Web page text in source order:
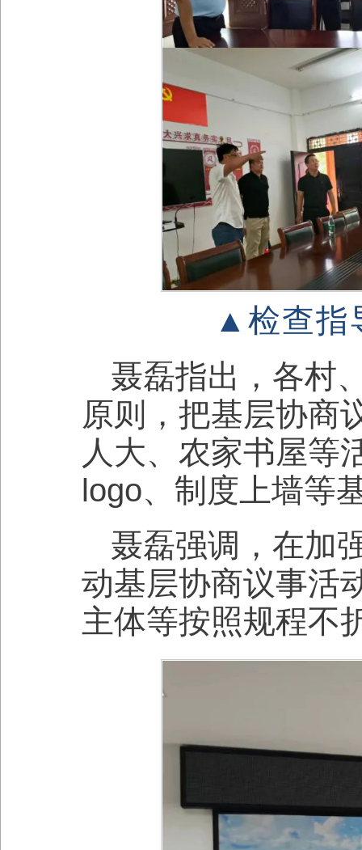
▲检查指
聂磊指出，各村
原则，把基层协商
人大、农家书屋等
logo、制度上墙等
聂磊强调，在加
动基层协商议事活
主体等按照规程不